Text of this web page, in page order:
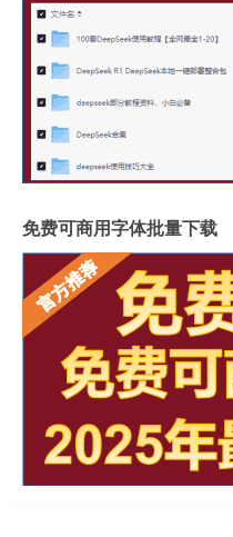
免费可商用字体批量下载